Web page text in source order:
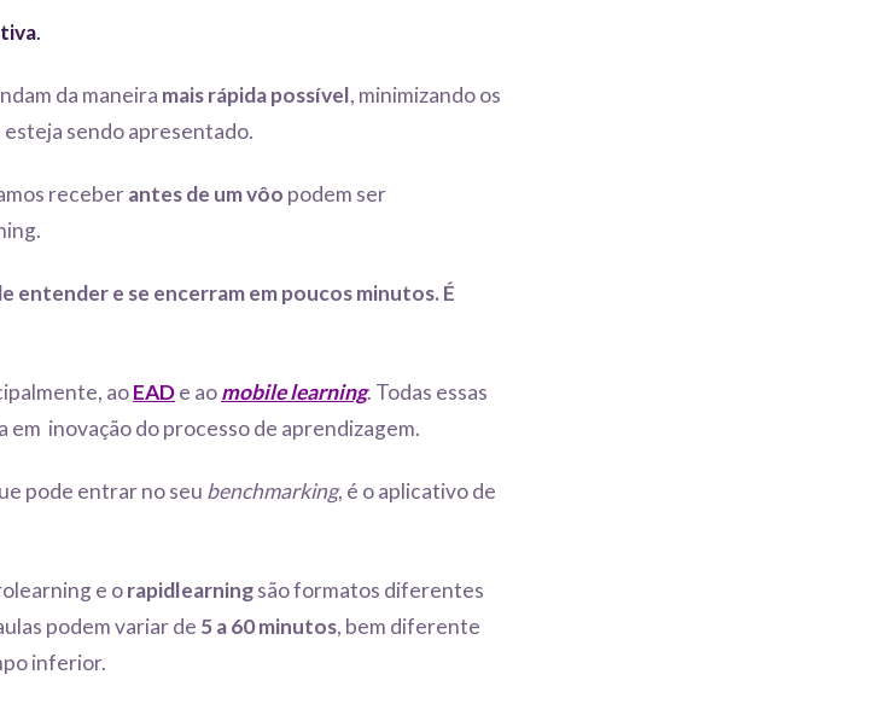
.
da maneira mais rápida possível, minimizando os
esteja sendo apresentado.
receberantes de um vôo podem ser
entender e se encerram em poucos minutos. É
aoEADe aomobile learning. Todas essas
em inovação do processo de aprendizagem.
pode entrar no seu benchmarking, é o aplicativo de
e orapidlearningsão formatos diferentes
podem variar de 5 a 60 minutos, bem diferente
inferior.